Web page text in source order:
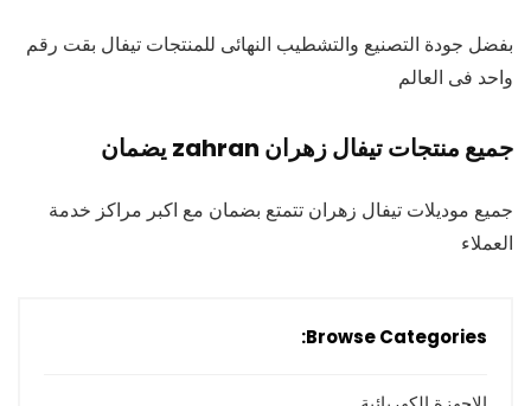
بفضل جودة التصنيع والتشطيب النهائى للمنتجات تيفال بقت رقم
واحد فى العالم
جميع منتجات تيفال زهران zahran يضمان
جميع موديلات تيفال زهران تتمتع بضمان مع اكبر مراكز خدمة
العملاء
Browse Categories: